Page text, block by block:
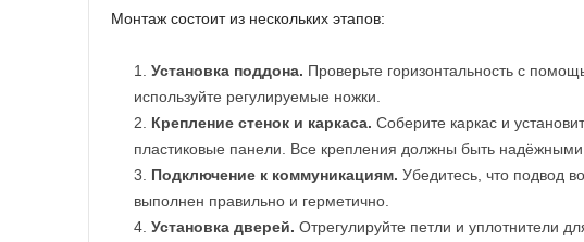
Монтаж состоит из нескольких этапов:
Установка поддона. Проверьте горизонтальность с
используйте регулируемые ножки.
Крепление стенок и каркаса. Соберите каркас и
пластиковые панели. Все крепления должны быть надёжными.
Подключение к коммуникациям. Убедитесь, что подвод
выполнен правильно и герметично.
Установка дверей. Отрегулируйте петли и уплотнители